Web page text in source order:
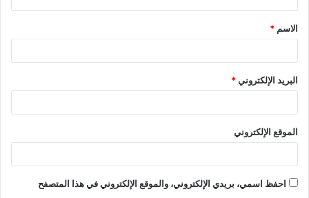
الاسم *
البريد الإلكتروني*
الموقع الإلكتروني
احفظ اسمي، بريدي الإلكتروني، والموقع الإلكتروني في هذا المتصفح